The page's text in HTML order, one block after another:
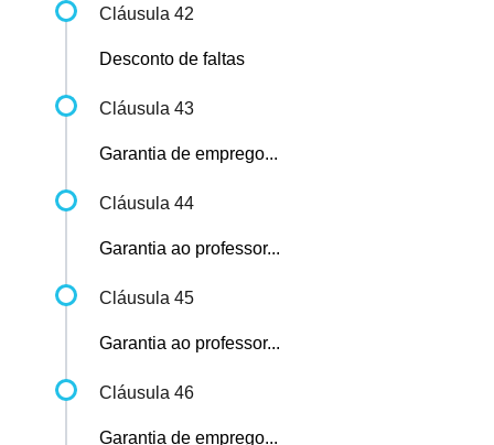
Cláusula 42
Desconto de faltas
Cláusula 43
Garantia de emprego...
Cláusula 44
Garantia ao professor...
Cláusula 45
Garantia ao professor...
Cláusula 46
Garantia de emprego...